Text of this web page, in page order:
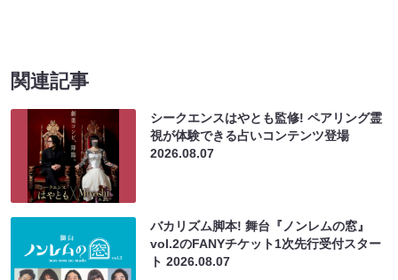
関連記事
シークエンスはやとも監修! ペアリング霊
視が体験できる占いコンテンツ登場
2026.08.07
バカリズム脚本! 舞台『ノンレムの窓』
vol.2のFANYチケット1次先行受付スター
ト2026.08.07